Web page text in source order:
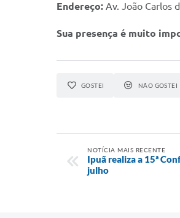
Endereço: Av. João Carlos
Sua presença é muito
GOSTEI NÃO GOSTEI
NOTÍCIA MAIS RECENTE
Ipuã realiza a 15ª
julho